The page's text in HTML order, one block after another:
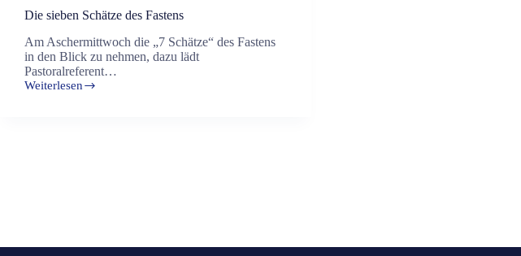
Die sieben Schätze des Fastens
Am Aschermittwoch die „7 Schätze“ des Fastens
in den Blick zu nehmen, dazu lädt
Pastoralreferent…
Weiterlesen
Die